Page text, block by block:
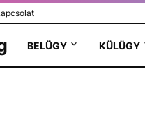
BELÜGY KÜLÜGY